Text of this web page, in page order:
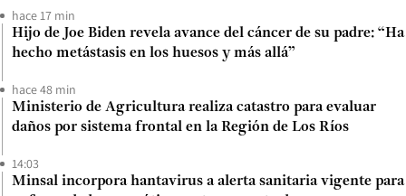
hace 17 min
Hijo de Joe Biden revela avance del cáncer de su padre: “Ha
hecho metástasis en los huesos y más allá”
hace 48 min
Ministerio de Agricultura realiza catastro para evaluar
daños por sistema frontal en la Región de Los Ríos
14:03
Minsal incorpora hantavirus a alerta sanitaria vigente para